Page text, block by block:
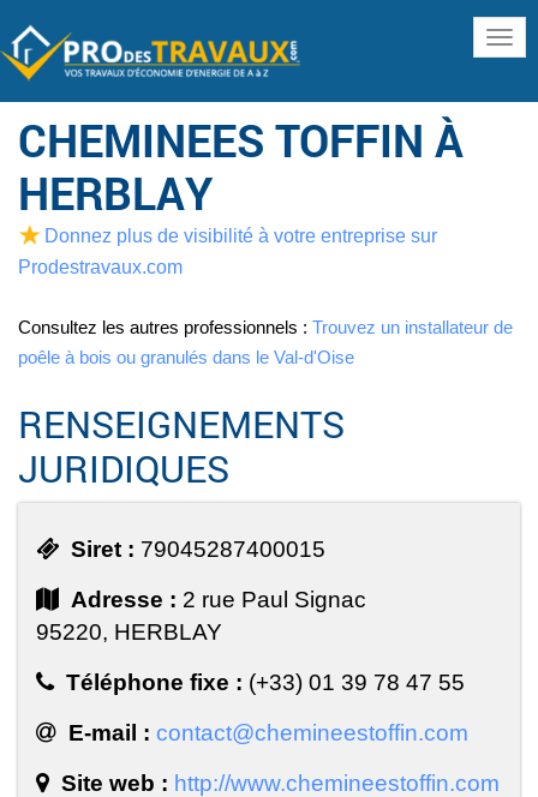
CHEMINEES TOFFIN À
HERBLAY
Donnez plus de visibilité à votre entreprise sur
Prodestravaux.com
Consultez les autres professionnels : Trouvez un installateur de
poêle à bois ou granulés dans le Val-d'Oise
RENSEIGNEMENTS
JURIDIQUES
Siret : 79045287400015
Adresse : 2 rue Paul Signac
95220, HERBLAY
Téléphone fixe : (+33) 01 39 78 47 55
E-mail : contact@chemineestoffin.com
Site web : http://www.chemineestoffin.com